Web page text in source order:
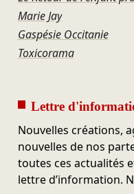
Marie Jay
Gaspésie Occitanie
Toxicorama
Lettre
Nouvelles créations,
nouvelles de nos
toutes ces actualités
lettre d’information.